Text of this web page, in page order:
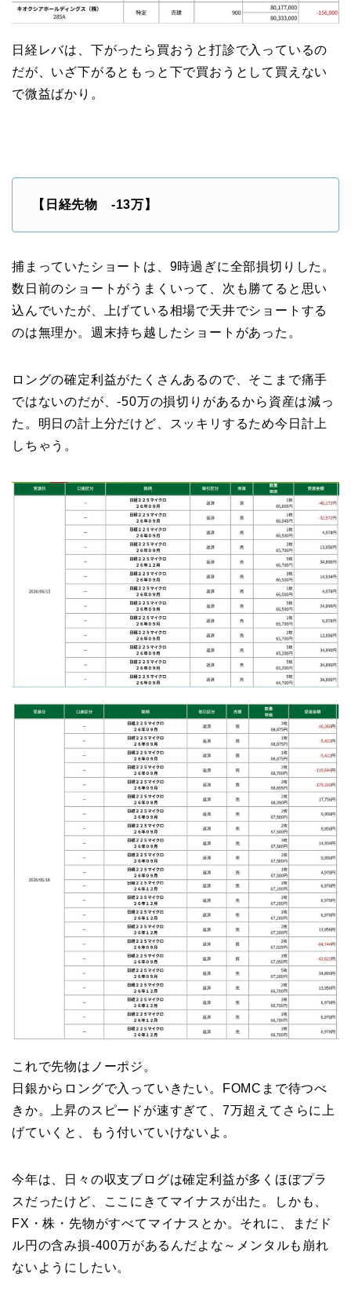
日経レバは、下がったら買おうと打診で入っているの
だが、いざ下がるともっと下で買おうとして買えない
で微益ばかり。
【日経先物 -13万 】
捕まっていたショートは、9時過ぎに全部損切りした。
数日前のショートがうまくいって、次も勝てると思い
込んでいたが、上げている相場で天井でショートする
のは無理か。週末持ち越したショートがあった。
ロングの確定利益がたくさんあるので、そこまで痛手
ではないのだが、-50万の損切りがあるから資産は減っ
た。明日の計上分だけど、スッキリするため今日計上
しちゃう。
これで先物はノーポジ。
日銀からロングで入っていきたい。FOMCまで待つべ
きか。上昇のスピードが速すぎて、7万超えてさらに上
げていくと、もう付いていけないよ。
今年は、日々の収支ブログは確定利益が多くほぼプラ
スだったけど、ここにきてマイナスが出た。しかも、
FX・株・先物がすべてマイナスとか。それに、まだド
ル円の含み損-400万があるんだよな～メンタルも崩れ
ないようにしたい。